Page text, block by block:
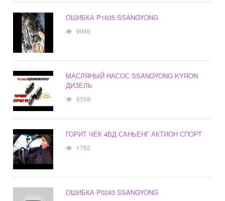
ОШИБКА P1635 SSANGYONG
9949
МАСЛЯНЫЙ НАСОС SSANGYONG KYRON
ДИЗЕЛЬ
6558
ГОРИТ ЧЕК 4ВД САНЬЕНГ АКТИОН СПОРТ
1792
ОШИБКА P0243 SSANGYONG